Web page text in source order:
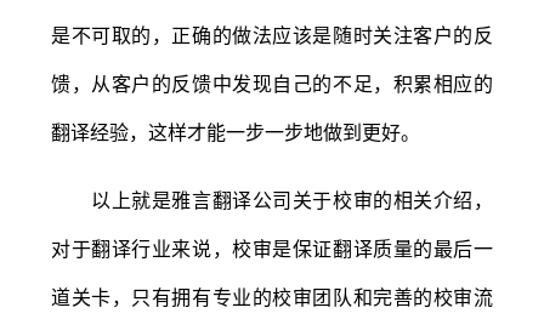
是不可取的，正确的做法应该是随时关注客户的反
馈，从客户的反馈中发现自己的不足，积累相应的
翻译经验，这样才能一步一步地做到更好。
以上就是雅言翻译公司关于校审的相关介绍，
对于翻译行业来说，校审是保证翻译质量的最后一
道关卡，只有拥有专业的校审团队和完善的校审流